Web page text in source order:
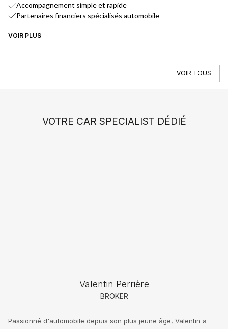
Accompagnement simple et rapide
Partenaires financiers spécialisés automobile
VOIR PLUS
VOIR TOUS
VOTRE CAR SPECIALIST DÉDIÉ
Valentin Perrière
BROKER
Passionné d'automobile depuis son plus jeune âge, Valentin a